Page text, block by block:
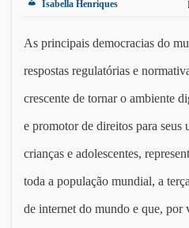
Isabella Henriques
As principais democracias do
respostas regulatórias e
crescente de tornar o ambiente
e promotor de direitos para seus
crianças e adolescentes,
toda a população mundial, a
de internet do mundo e que, por